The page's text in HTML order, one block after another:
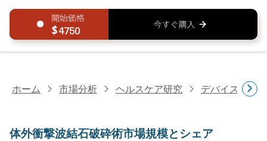
4750
ホーム 市場分析 ヘルスケア研究 デバイス・医
体外衝撃波結石破砕術市場規模とシェア